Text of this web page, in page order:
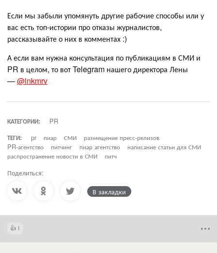
Если мы забыли упомянуть другие рабочие способы или у
вас есть топ-истории про отказы журналистов,
рассказывайте о них в комментах :)
А если вам нужна консультация по публикациям в СМИ и
PR в целом, то вот Telegram нашего директора Лены
—@lnkmrv
КАТЕГОРИИ:
PR
ТЕГИ:
pr пиар СМИ
размещение пресс-релизов
PR-агентство
питчинг пиар агентство
написание статьи для СМИ
распространение новости в СМИ
питч
Поделиться:
В закладки
1